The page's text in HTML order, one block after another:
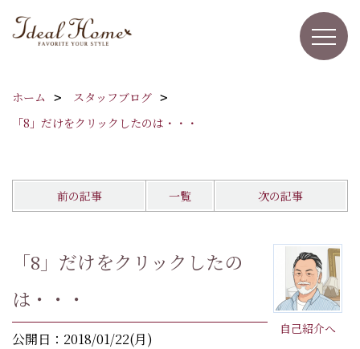
ホーム
スタッフブログ
「8」だけをクリックしたのは・・・
前の記事 一覧 次の記事
自己紹介へ
「8」だけをクリックしたの
は・・・
公開日：2018/01/22(月)